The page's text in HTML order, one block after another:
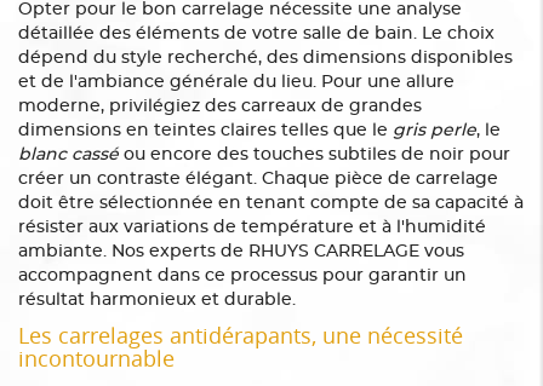
Opter pour le bon carrelage nécessite une analyse
détaillée des éléments de votre salle de bain. Le choix
dépend du style recherché, des dimensions disponibles
et de l'ambiance générale du lieu. Pour une allure
moderne, privilégiez des carreaux de grandes
dimensions en teintes claires telles que le gris perle, le
blanc cassé ou encore des touches subtiles de noir pour
créer un contraste élégant. Chaque pièce de carrelage
doit être sélectionnée en tenant compte de sa capacité à
résister aux variations de température et à l'humidité
ambiante. Nos experts de RHUYS CARRELAGE vous
accompagnent dans ce processus pour garantir un
résultat harmonieux et durable.
Les carrelages antidérapants, une nécessité
incontournable